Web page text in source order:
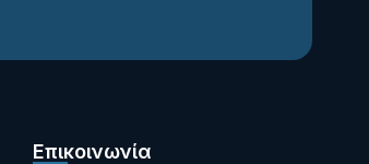
Επικοινωνία